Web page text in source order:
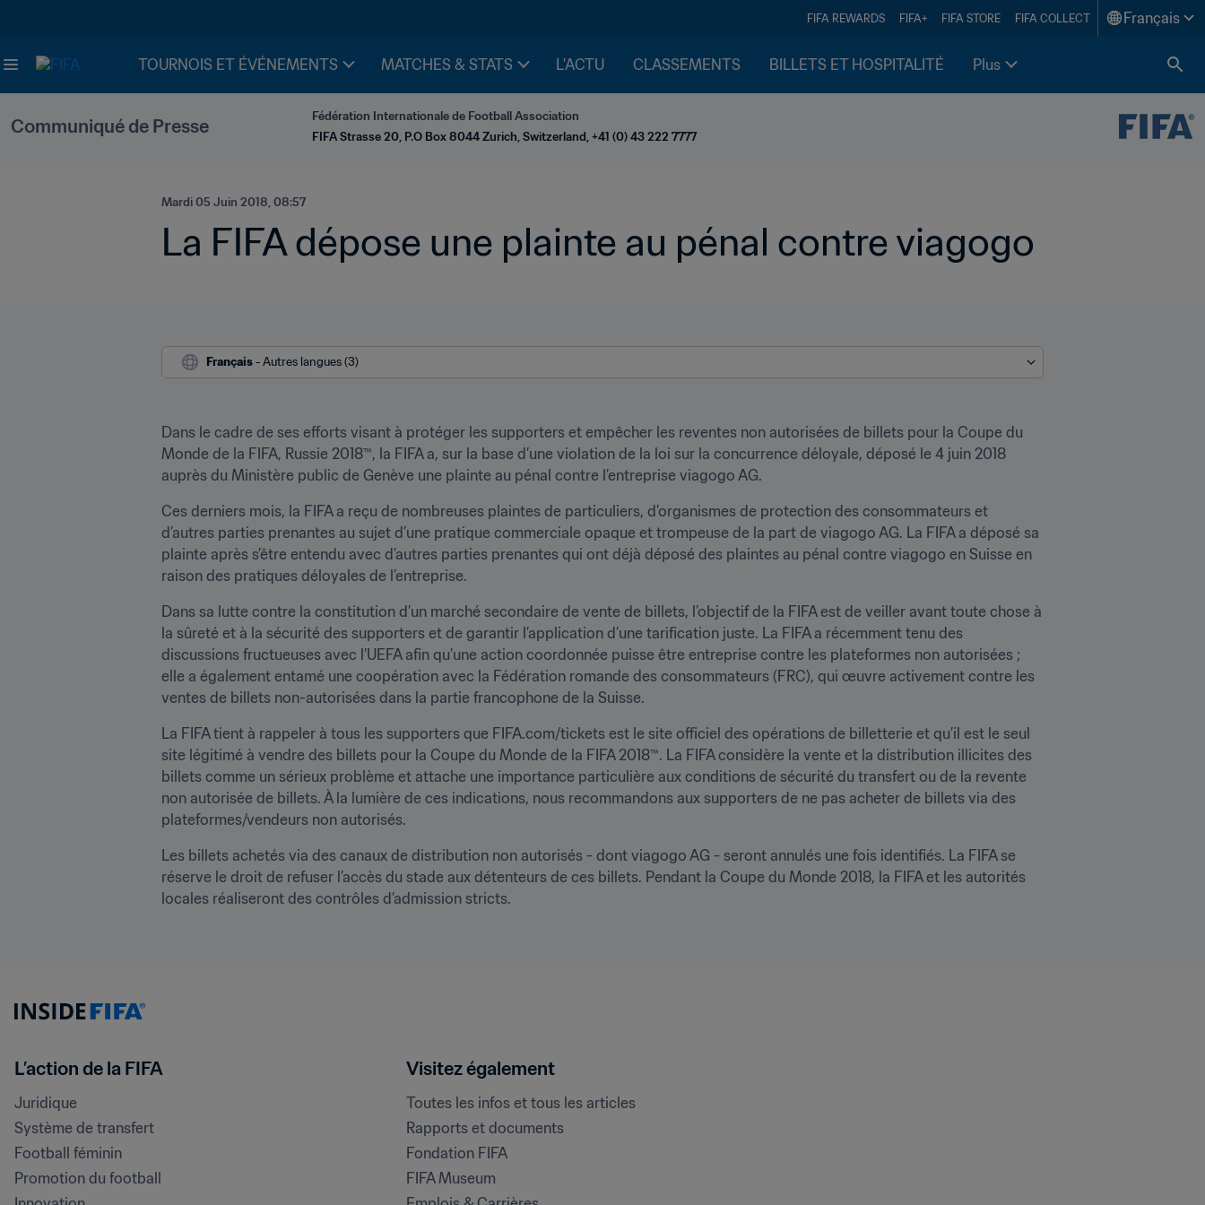
FIFA REWARDS FIFA+ FIFA STORE FIFA COLLECT Français
TOURNOIS ET ÉVÉNEMENTS MATCHES & STATS L'ACTU CLASSEMENTS BILLETS ET HOSPITALITÉ Plus
Communiqué de Presse
Fédération Internationale de Football Association
FIFA Strasse 20, P.O Box 8044 Zurich, Switzerland, +41 (0) 43 222 7777
Mardi 05 Juin 2018, 08:57
La FIFA dépose une plainte au pénal contre viagogo
Français - Autres langues (3)
Dans le cadre de ses efforts visant à protéger les supporters et empêcher les reventes non autorisées de billets pour la Coupe du
Monde de la FIFA, Russie 2018™, la FIFA a, sur la base d’une violation de la loi sur la concurrence déloyale, déposé le 4 juin 2018
auprès du Ministère public de Genève une plainte au pénal contre l’entreprise viagogo AG.
Ces derniers mois, la FIFA a reçu de nombreuses plaintes de particuliers, d’organismes de protection des consommateurs et
d’autres parties prenantes au sujet d’une pratique commerciale opaque et trompeuse de la part de viagogo AG. La FIFA a déposé sa
plainte après s’être entendu avec d’autres parties prenantes qui ont déjà déposé des plaintes au pénal contre viagogo en Suisse en
raison des pratiques déloyales de l’entreprise.
Dans sa lutte contre la constitution d’un marché secondaire de vente de billets, l’objectif de la FIFA est de veiller avant toute chose à
la sûreté et à la sécurité des supporters et de garantir l’application d’une tarification juste. La FIFA a récemment tenu des
discussions fructueuses avec l’UEFA afin qu’une action coordonnée puisse être entreprise contre les plateformes non autorisées ;
elle a également entamé une coopération avec la Fédération romande des consommateurs (FRC), qui œuvre activement contre les
ventes de billets non-autorisées dans la partie francophone de la Suisse.
La FIFA tient à rappeler à tous les supporters que FIFA.com/tickets est le site officiel des opérations de billetterie et qu’il est le seul
site légitimé à vendre des billets pour la Coupe du Monde de la FIFA 2018™. La FIFA considère la vente et la distribution illicites des
billets comme un sérieux problème et attache une importance particulière aux conditions de sécurité du transfert ou de la revente
non autorisée de billets. À la lumière de ces indications, nous recommandons aux supporters de ne pas acheter de billets via des
plateformes/vendeurs non autorisés.
Les billets achetés via des canaux de distribution non autorisés - dont viagogo AG - seront annulés une fois identifiés. La FIFA se
réserve le droit de refuser l’accès du stade aux détenteurs de ces billets. Pendant la Coupe du Monde 2018, la FIFA et les autorités
locales réaliseront des contrôles d’admission stricts.
L’action de la FIFA
Juridique
Système de transfert
Football féminin
Promotion du football
Visitez également
Toutes les infos et tous les articles
Rapports et documents
Fondation FIFA
FIFA Museum